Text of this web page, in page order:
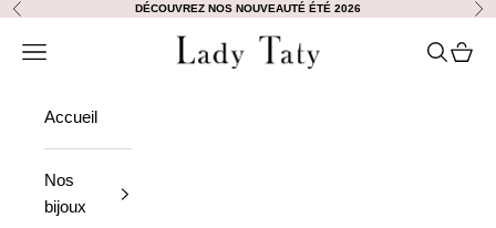
Passer au contenu
Précédent DÉCOUVREZ NOS NOUVEAUTÉ ÉTÉ 2026
Lady Taty
Ouvrir la navigation Ouvrir la
Voir
Accueil
Nos
bijoux